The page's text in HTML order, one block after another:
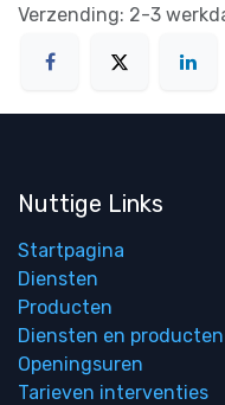
Verzending: 2-3
Nuttige Links
Startpagina
Diensten
Producten
Diensten en producten
Openingsuren
Tarieven interventies